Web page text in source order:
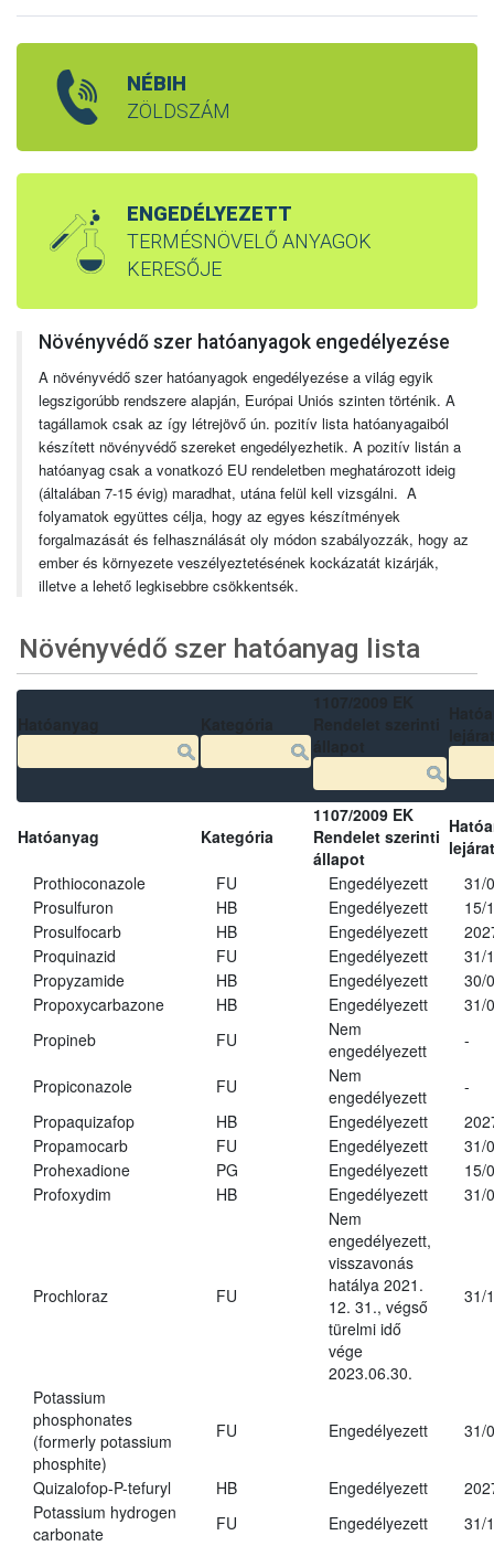
NÉBIH
ZÖLDSZÁM
ENGEDÉLYEZETT
TERMÉSNÖVELŐ ANYAGOK
KERESŐJE
Növényvédő szer hatóanyagok engedélyezése
A növényvédő szer hatóanyagok engedélyezése a világ egyik
legszigorúbb rendszere alapján, Európai Uniós szinten történik. A
tagállamok csak az így létrejövő ún. pozitív lista hatóanyagaiból
készített növényvédő szereket engedélyezhetik. A pozitív listán a
hatóanyag csak a vonatkozó EU rendeletben meghatározott ideig
(általában 7-15 évig) maradhat, utána felül kell vizsgálni. A
folyamatok együttes célja, hogy az egyes készítmények
forgalmazását és felhasználását oly módon szabályozzák, hogy az
ember és környezete veszélyeztetésének kockázatát kizárják,
illetve a lehető legkisebbre csökkentsék.
Növényvédő szer hatóanyag lista
Hatóanyag Kategória
1107/2009 EK
Rendelet szerinti
állapot
Prothioconazole
FU Engedélyezett
31/
Prosulfuron
HB Engedélyezett
15/
Prosulfocarb
HB Engedélyezett
Proquinazid
FU Engedélyezett
31/
Propyzamide
HB Engedélyezett
30/
Propoxycarbazone
HB Engedélyezett
31/
Propineb
FU
Nem
engedélyezett
-
Propiconazole FU
Nem
engedélyezett
-
Propaquizafop
HB Engedélyezett
Propamocarb
FU Engedélyezett
31/
Prohexadione
PG Engedélyezett
15/
Profoxydim
HB Engedélyezett 31/
Prochloraz FU
Nem
engedélyezett,
visszavonás
hatálya 2021.
12. 31., végső
türelmi idő
vége
2023.06.30.
31/
Potassium
phosphonates
(formerly potassium
phosphite)
FU Engedélyezett 31/
Quizalofop-P-tefuryl HB Engedélyezett
Potassium hydrogen
carbonate
FU Engedélyezett
31/